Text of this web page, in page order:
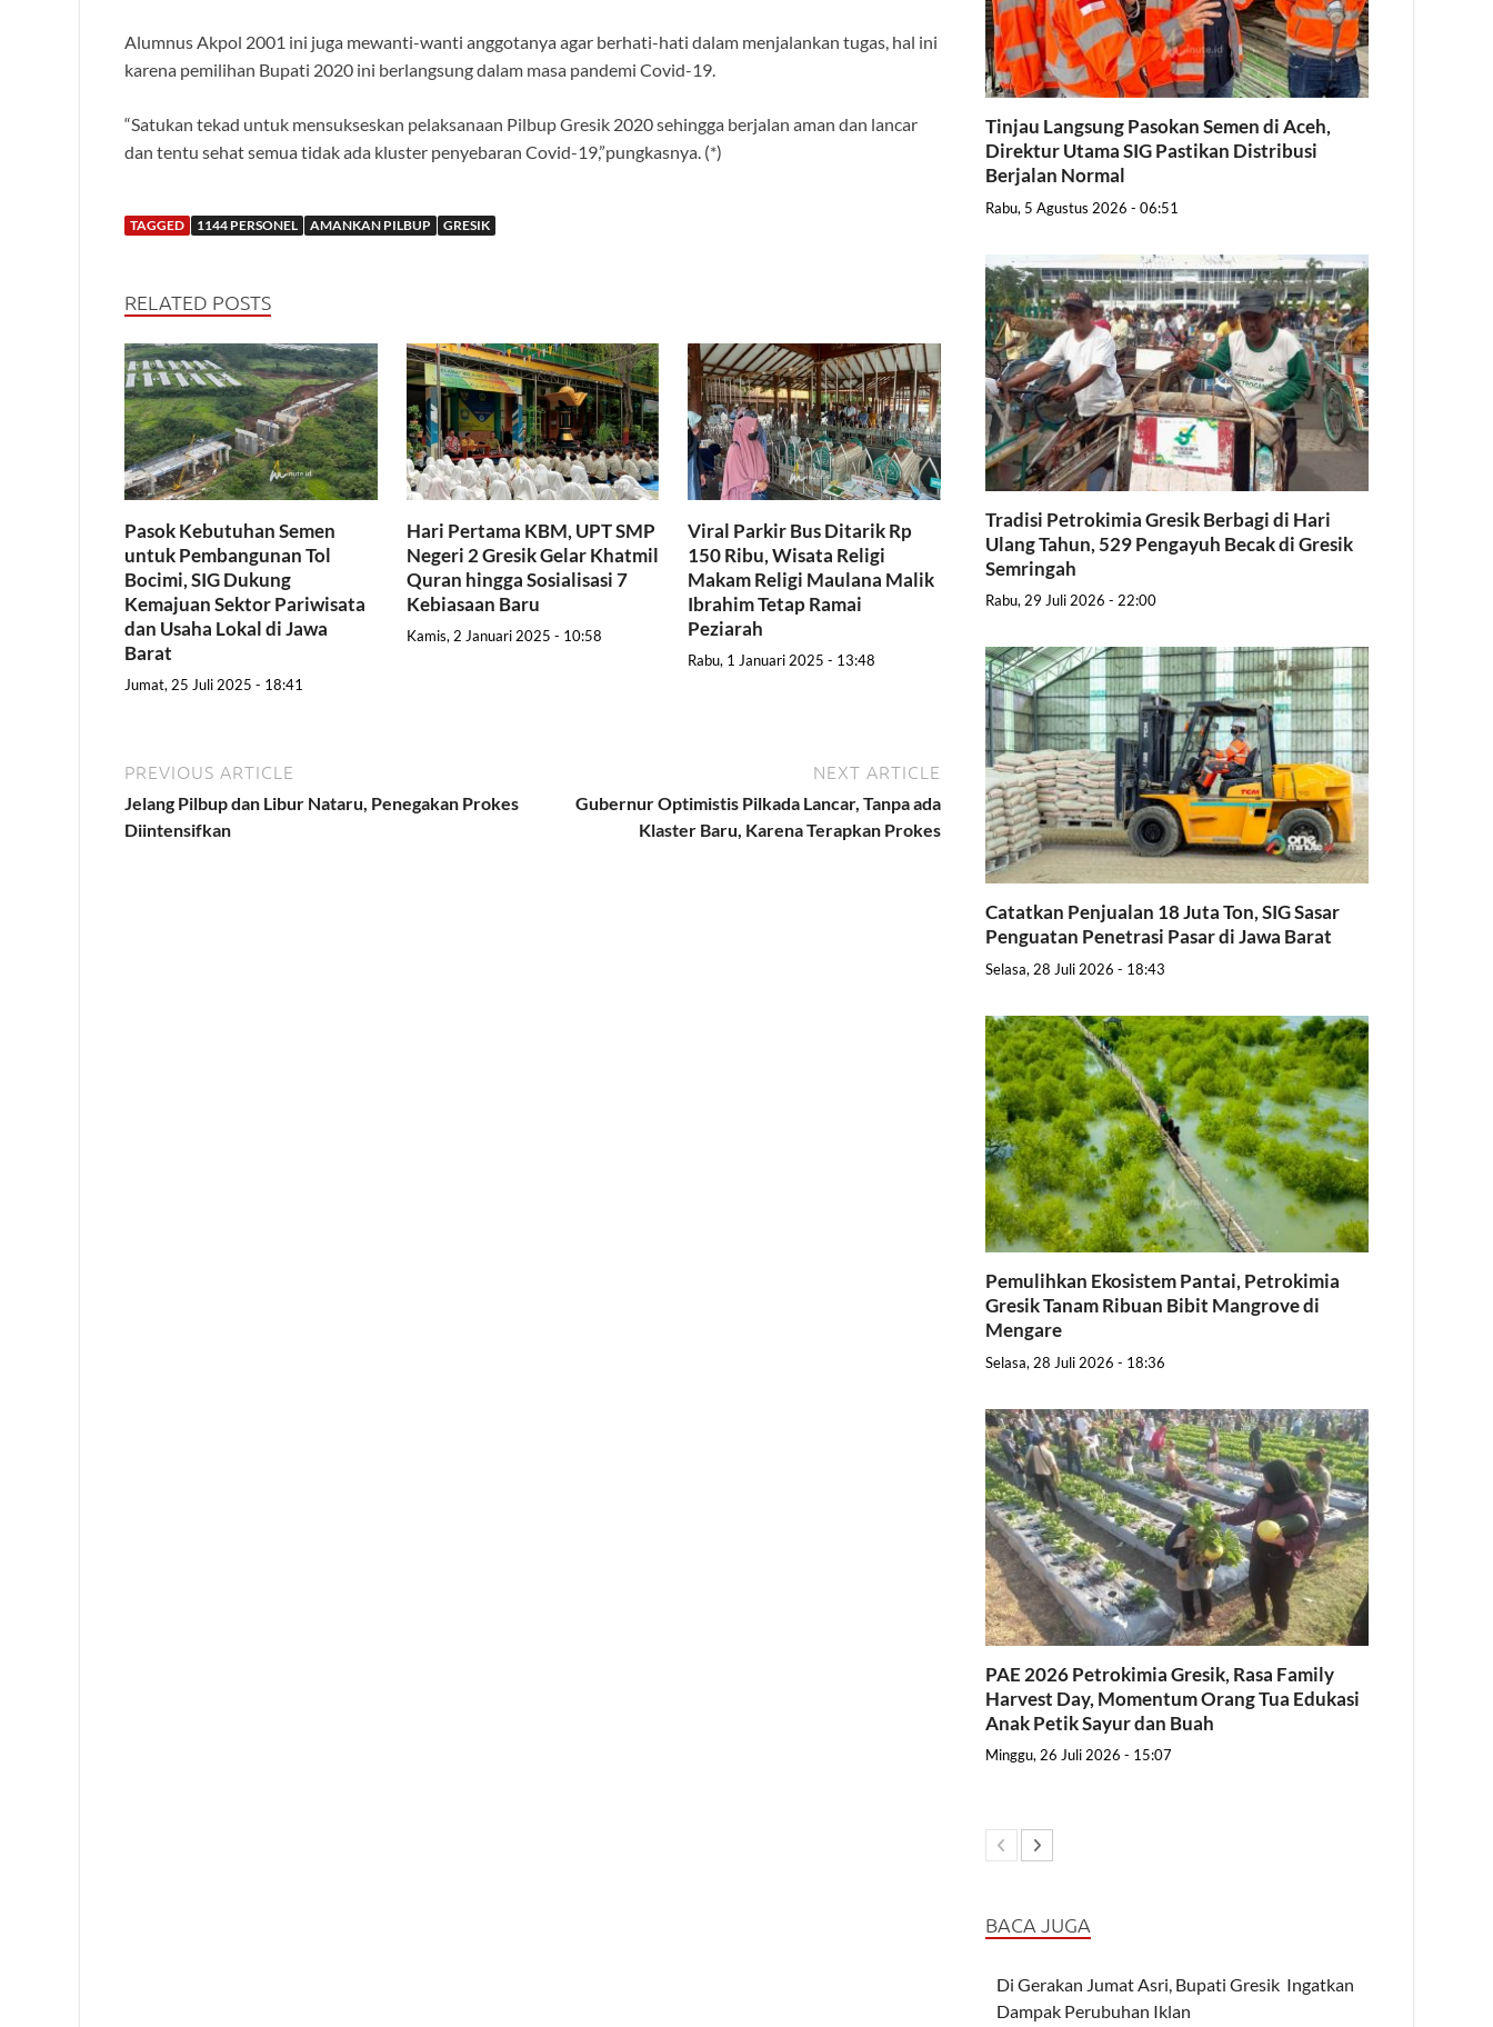
Alumnus Akpol 2001 ini juga mewanti-wanti anggotanya agar berhati-hati dalam menjalankan tugas, hal ini
karena pemilihan Bupati 2020 ini berlangsung dalam masa pandemi Covid-19.
“Satukan tekad untuk mensukseskan pelaksanaan Pilbup Gresik 2020 sehingga berjalan aman dan lancar
dan tentu sehat semua tidak ada kluster penyebaran Covid-19,”pungkasnya. (*)
TAGGED 1144 PERSONEL AMANKAN PILBUP GRESIK
RELATED POSTS
Pasok Kebutuhan Semen
untuk Pembangunan Tol
Bocimi, SIG Dukung
Kemajuan Sektor Pariwisata
dan Usaha Lokal di Jawa
Barat
Jumat, 25 Juli 2025 - 18:41
Hari Pertama KBM, UPT SMP
Negeri 2 Gresik Gelar Khatmil
Quran hingga Sosialisasi 7
Kebiasaan Baru
Kamis, 2 Januari 2025 - 10:58
Viral Parkir Bus Ditarik Rp
150 Ribu, Wisata Religi
Makam Religi Maulana Malik
Ibrahim Tetap Ramai
Peziarah
Rabu, 1 Januari 2025 - 13:48
PREVIOUS ARTICLE
Jelang Pilbup dan Libur Nataru, Penegakan Prokes
Diintensifkan
NEXT ARTICLE
Gubernur Optimistis Pilkada Lancar, Tanpa ada
Klaster Baru, Karena Terapkan Prokes
Tinjau Langsung Pasokan Semen di Aceh,
Direktur Utama SIG Pastikan Distribusi
Berjalan Normal
Rabu, 5 Agustus 2026 - 06:51
Tradisi Petrokimia Gresik Berbagi di Hari
Ulang Tahun, 529 Pengayuh Becak di Gresik
Semringah
Rabu, 29 Juli 2026 - 22:00
Catatkan Penjualan 18 Juta Ton, SIG Sasar
Penguatan Penetrasi Pasar di Jawa Barat
Selasa, 28 Juli 2026 - 18:43
Pemulihkan Ekosistem Pantai, Petrokimia
Gresik Tanam Ribuan Bibit Mangrove di
Mengare
Selasa, 28 Juli 2026 - 18:36
PAE 2026 Petrokimia Gresik, Rasa Family
Harvest Day, Momentum Orang Tua Edukasi
Anak Petik Sayur dan Buah
Minggu, 26 Juli 2026 - 15:07
BACA JUGA
Di Gerakan Jumat Asri, Bupati Gresik Ingatkan
Dampak Perubuhan Iklan